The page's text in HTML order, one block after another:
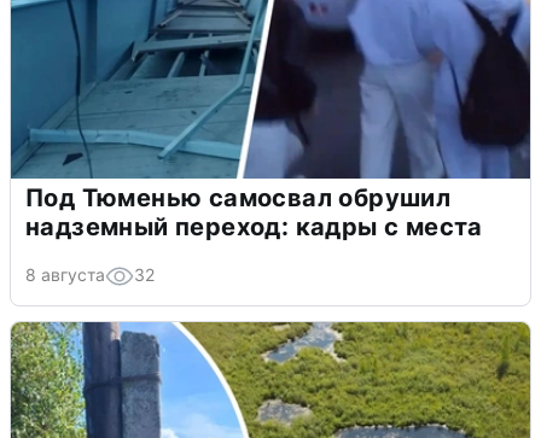
Под Тюменью самосвал обрушил
надземный переход: кадры с места
8 августа 32